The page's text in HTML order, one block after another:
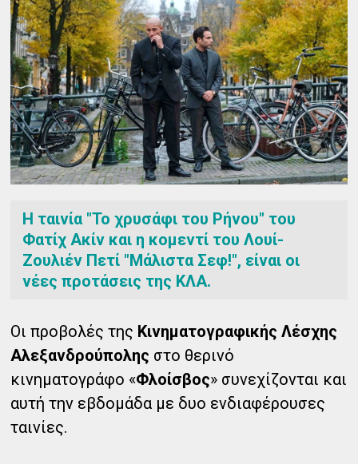
Η ταινία "Το χρυσάφι του Ρήνου" του
Φατίχ Ακίν και η κομεντί του Λουί-
Ζουλιέν Πετί "Μάλιστα Σεφ!", είναι οι
νέες προτάσεις της ΚΛΑ.
Οι προβολές της Κινηματογραφικής Λέσχης
Αλεξανδρούπολης στο θερινό
κινηματογράφο «Φλοίσβος» συνεχίζονται και
αυτή την εβδομάδα με δυο ενδιαφέρουσες
ταινίες.